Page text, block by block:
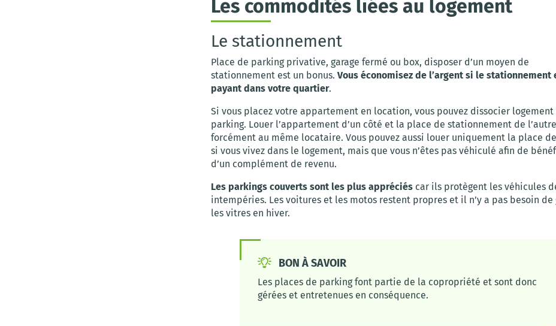
Les commodités liées au logement
Le stationnement
Place de parking privative, garage fermé ou box, disposer d’un moyen de
stationnement est un bonus. Vous économisez de l’argent si le stationnement
payant dans votre quartier.
Si vous placez votre appartement en location, vous pouvez dissocier logement
parking. Louer l’appartement d’un côté et la place de stationnement de
forcément au même locataire. Vous pouvez aussi louer uniquement la place
si vous vivez dans le logement, mais que vous n’êtes pas véhiculé afin de
d’un complément de revenu.
Les parkings couverts sont les plus appréciés car ils protègent les véhicules
intempéries. Les voitures et les motos restent propres et il n’y a pas besoin
les vitres en hiver.
BON À SAVOIR
Les places de parking font partie de la copropriété et sont donc
gérées et entretenues en conséquence.